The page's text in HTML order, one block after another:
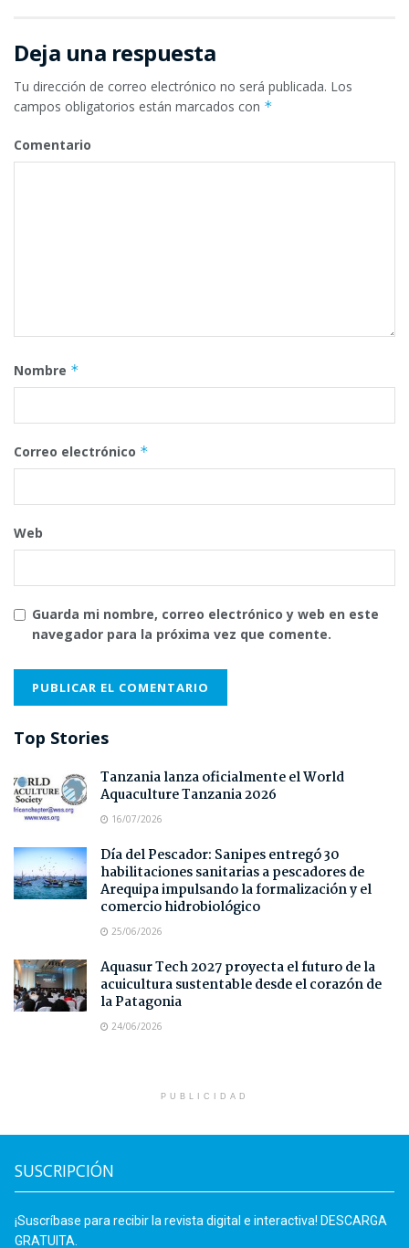
Deja una respuesta
Tu dirección de correo electrónico no será publicada. Los
campos obligatorios están marcados con *
Comentario
Nombre *
Correo electrónico *
Web
Guarda mi nombre, correo electrónico y web en este
navegador para la próxima vez que comente.
Top Stories
Tanzania lanza oficialmente el World
Aquaculture Tanzania 2026
16/07/2026
Día del Pescador: Sanipes entregó 30
habilitaciones sanitarias a pescadores de
Arequipa impulsando la formalización y el
comercio hidrobiológico
25/06/2026
Aquasur Tech 2027 proyecta el futuro de la
acuicultura sustentable desde el corazón de
la Patagonia
24/06/2026
PUBLICIDAD
SUSCRIPCIÓN
¡Suscríbase para recibir la revista digital e interactiva! DESCARGA
GRATUITA.